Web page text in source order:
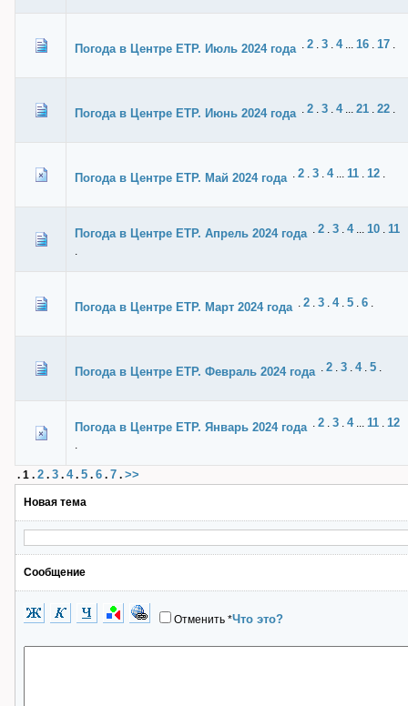
Погода в Центре ЕТР. Июль 2024 года . 2 . 3 . 4... 16 . 17 .
Погода в Центре ЕТР. Июнь 2024 года . 2 . 3 . 4... 21 . 22 .
Погода в Центре ЕТР. Май 2024 года . 2 . 3 . 4... 11 . 12 .
Погода в Центре ЕТР. Апрель 2024 года . 2 . 3 . 4... 10 . 11
.
Погода в Центре ЕТР. Март 2024 года . 2 . 3 . 4. 5 . 6 .
Погода в Центре ЕТР. Февраль 2024 года . 2 . 3 . 4. 5 .
Погода в Центре ЕТР. Январь 2024 года . 2 . 3 . 4... 11 . 12
.
. 1 . 2 . 3 . 4. 5 . 6 . 7 . >>
Новая тема
Сообщение
Отменить *Что это?